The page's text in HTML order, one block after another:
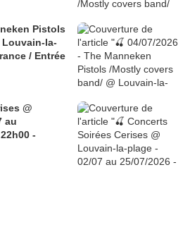
Pistols
la-
/ Entrée
@
au
-